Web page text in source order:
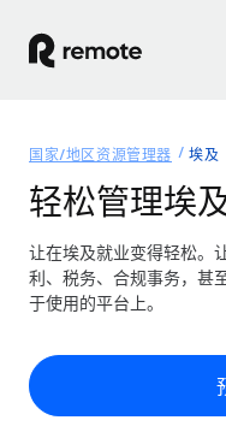
产品
全球招聘
全球薪资管理
轻松运行合规薪资
零实体成本实现全球
覆盖全球
美国各州浏览器
资源
工具与计算器
误分类风险计算
定价
国家/地区资源管理器 埃及
轻松管理埃
让在埃及就业变得轻松。
利、税务、合规事务，甚
于使用的平台上。